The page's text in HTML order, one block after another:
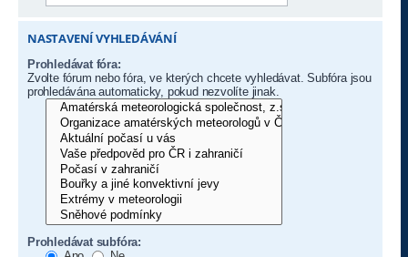
NASTAVENÍ VYHLEDÁVÁNÍ
Prohledávat fóra:
Zvolte fórum nebo fóra, ve kterých chcete vyhledávat. Subfóra jsou
prohledávána automaticky, pokud nezvolíte jinak.
Prohledávat subfóra: